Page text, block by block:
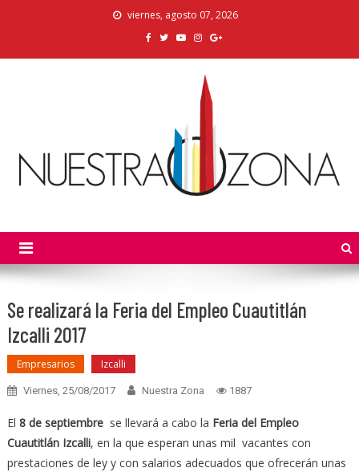
viernes, agosto 07, 2026
Se realizará la Feria del Empleo Cuautitlán
Izcalli 2017
Empresarios Izcalli
Viernes, 25/08/2017 Nuestra Zona 1887
El 8 de septiembre se llevará a cabo la Feria del Empleo
Cuautitlán Izcalli, en la que esperan unas mil vacantes con
prestaciones de ley y con salarios adecuados que ofrecerán unas